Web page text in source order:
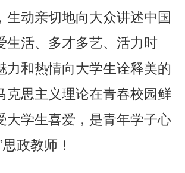
生动亲切地向大众讲述中国
生活、多才多艺、活力时
力和热情向大学生诠释美的
克思主义理论在青春校园鲜
大学生喜爱，是青年学子心
政教师！